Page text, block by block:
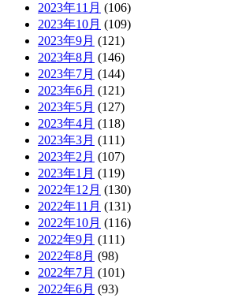
2023年11月 (106)
2023年10月 (109)
2023年9月 (121)
2023年8月 (146)
2023年7月 (144)
2023年6月 (121)
2023年5月 (127)
2023年4月 (118)
2023年3月 (111)
2023年2月 (107)
2023年1月 (119)
2022年12月 (130)
2022年11月 (131)
2022年10月 (116)
2022年9月 (111)
2022年8月 (98)
2022年7月 (101)
2022年6月 (93)